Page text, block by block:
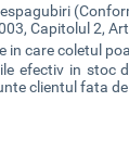
Capitolul 2,
care coletul
efectiv in stoc
clientul fata